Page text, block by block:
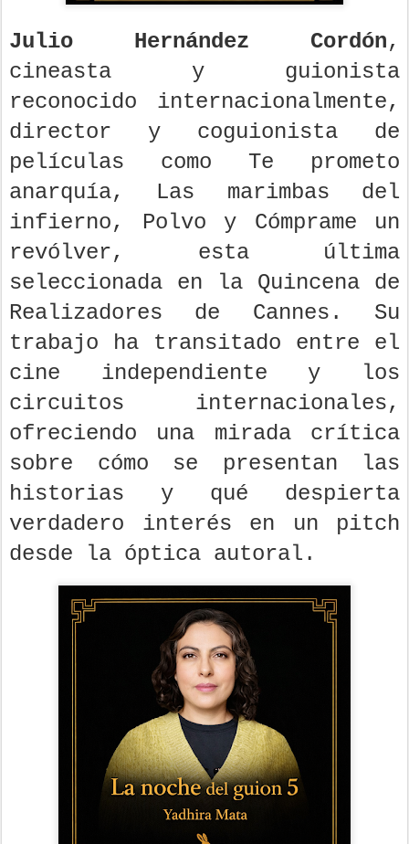
Julio Hernández Cordón,
cineasta y guionista
reconocido internacionalmente,
director y coguionista de
películas como Te prometo
anarquía, Las marimbas del
infierno, Polvo y Cómprame un
revólver, esta última
seleccionada en la Quincena de
Realizadores de Cannes. Su
trabajo ha transitado entre el
cine independiente y los
circuitos internacionales,
ofreciendo una mirada crítica
sobre cómo se presentan las
historias y qué despierta
verdadero interés en un pitch
desde la óptica autoral.